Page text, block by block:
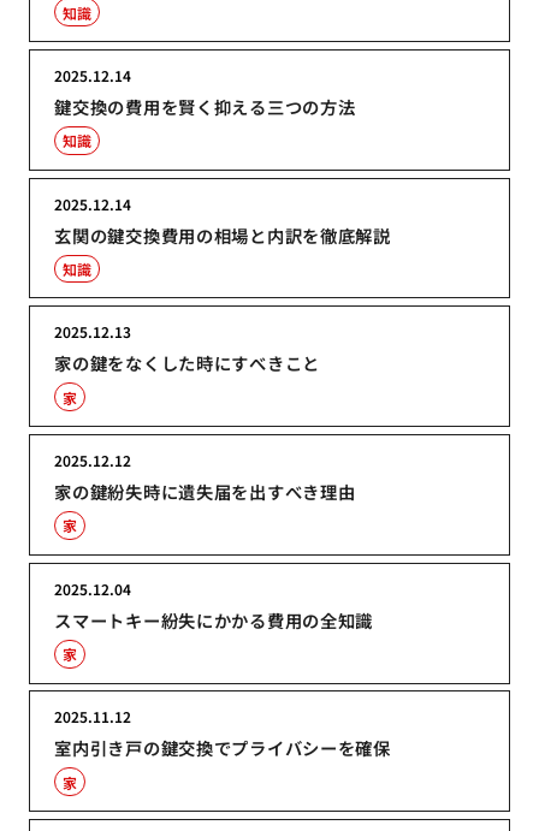
知識
鍵交換の費用を賢く抑える三つの方法
2025.12.14
知識
玄関の鍵交換費用の相場と内訳を徹底解説
2025.12.14
知識
家の鍵をなくした時にすべきこと
2025.12.13
家
家の鍵紛失時に遺失届を出すべき理由
2025.12.12
家
スマートキー紛失にかかる費用の全知識
2025.12.04
家
室内引き戸の鍵交換でプライバシーを確保
2025.11.12
家